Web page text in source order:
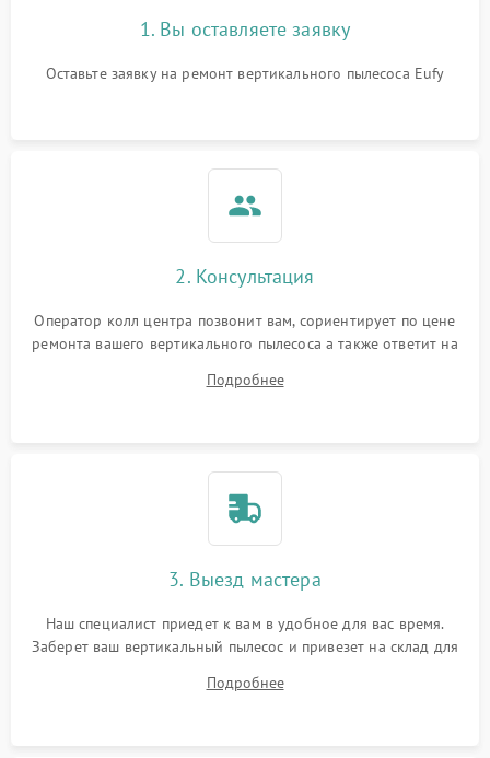
защиты от перегрева
Поломка системы
1500 ₽
1000 ₽
проводов
500 ₽ Подробнее →
Поломка системы защиты
1000 ₽
1500 ₽
1. Вы оставляете заявку
Оставьте заявку на ремонт вертикального пылесоса Eufy
2. Консультация
Оператор колл центра позвонит вам, сориентирует по цене
ремонта вашего вертикального пылесоса а также ответит на
Подробнее
3. Выезд мастера
Наш специалист приедет к вам в удобное для вас время.
Заберет ваш вертикальный пылесос и привезет на склад для
Подробнее